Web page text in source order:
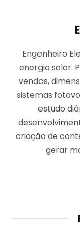
Engenheiro
energia solar.
vendas,
sistemas
estudo
criação de
gerar